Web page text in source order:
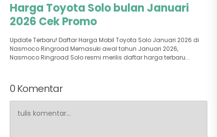
Harga Toyota Solo bulan Januari
2026 Cek Promo
Update Terbaru! Daftar Harga Mobil Toyota Solo Januari 2026 di
Nasmoco Ringroad Memasuki awal tahun Januari 2026,
Nasmoco Ringroad Solo resmi merilis daftar harga terbaru...
0 Komentar